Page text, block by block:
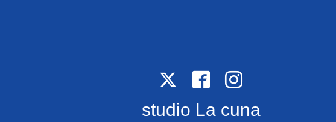
studio La cuna